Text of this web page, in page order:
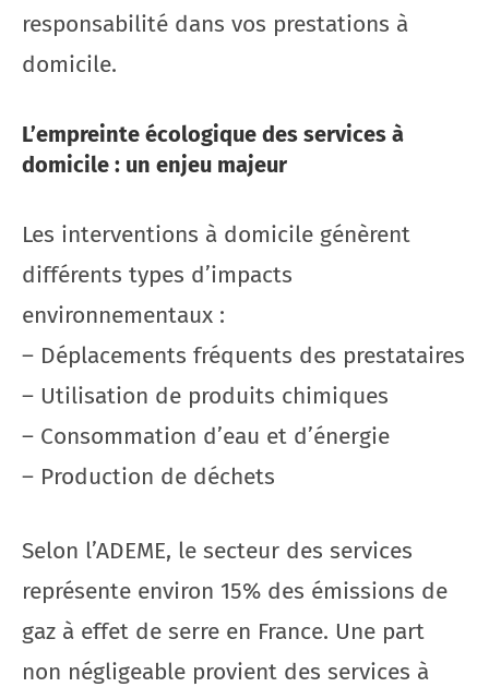
responsabilité dans vos prestations à
domicile.
L’empreinte écologique des services à
domicile : un enjeu majeur
Les interventions à domicile génèrent
différents types d’impacts
environnementaux :
– Déplacements fréquents des prestataires
– Utilisation de produits chimiques
– Consommation d’eau et d’énergie
– Production de déchets
Selon l’ADEME, le secteur des services
représente environ 15% des émissions de
gaz à effet de serre en France. Une part
non négligeable provient des services à